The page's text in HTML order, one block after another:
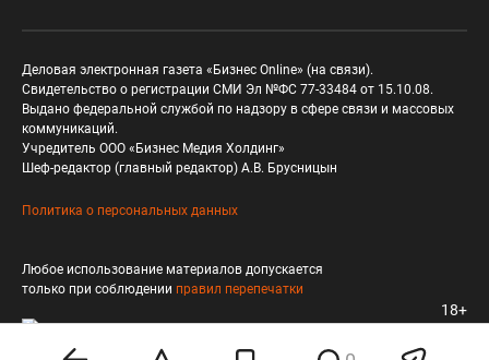
Деловая электронная газета «Бизнес Online» (на связи).
Свидетельство о регистрации СМИ Эл №ФС 77-33484 от 15.10.08.
Выдано федеральной службой по надзору в сфере связи и массовых
коммуникаций.
Учредитель ООО «Бизнес Медия Холдинг»
Шеф-редактор (главный редактор) А.В. Брусницын
Политика о персональных данных
Любое использование материалов допускается
только при соблюдении правил перепечатки
18+